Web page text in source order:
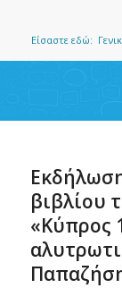
Είσαστε εδώ:
βιβλίου
«Κύπρος